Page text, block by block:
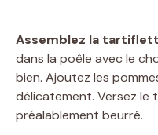
Assemblez la
dans la poêle avec le
bien. Ajoutez les
délicatement. Versez le
préalablement beurré.